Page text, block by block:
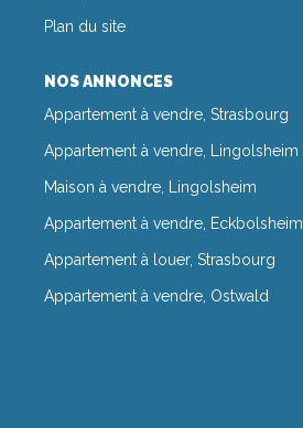
Plan du site
NOS ANNONCES
Appartement à vendre, Strasbourg
Appartement à vendre, Lingolsheim
Maison à vendre, Lingolsheim
Appartement à vendre, Eckbolsheim
Appartement à louer, Strasbourg
Appartement à vendre, Ostwald